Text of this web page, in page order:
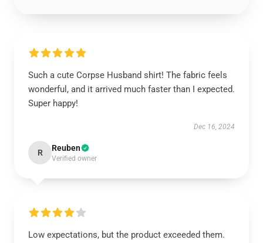
Such a cute Corpse Husband shirt! The fabric feels
wonderful, and it arrived much faster than I expected.
Super happy!
Dec 16, 2024
R Reuben
Verified owner
Low expectations, but the product exceeded them.